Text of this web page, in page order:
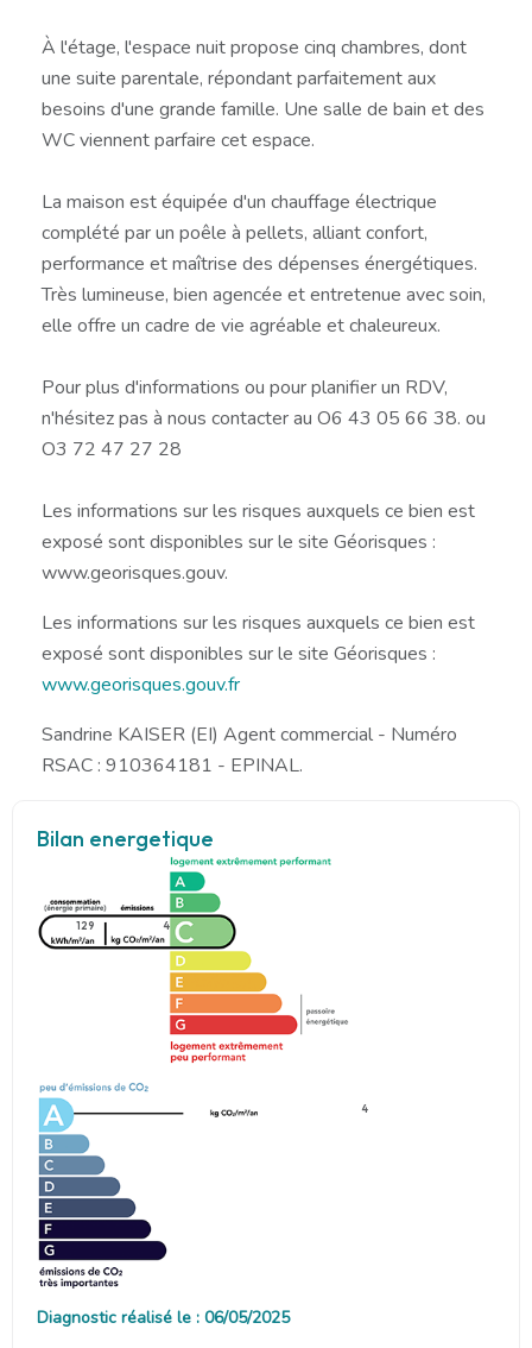
À l'étage, l'espace nuit propose cinq chambres, dont
une suite parentale, répondant parfaitement aux
besoins d'une grande famille. Une salle de bain et des
WC viennent parfaire cet espace.
La maison est équipée d'un chauffage électrique
complété par un poêle à pellets, alliant confort,
performance et maîtrise des dépenses énergétiques.
Très lumineuse, bien agencée et entretenue avec soin,
elle offre un cadre de vie agréable et chaleureux.
Pour plus d'informations ou pour planifier un RDV,
n'hésitez pas à nous contacter au O6 43 05 66 38. ou
O3 72 47 27 28
Les informations sur les risques auxquels ce bien est
exposé sont disponibles sur le site Géorisques :
www.georisques.gouv.
Les informations sur les risques auxquels ce bien est
exposé sont disponibles sur le site Géorisques :
www.georisques.gouv.fr
Sandrine KAISER (EI) Agent commercial - Numéro
RSAC : 910364181 - EPINAL.
Bilan energetique
129 4
4
Diagnostic réalisé le : 06/05/2025